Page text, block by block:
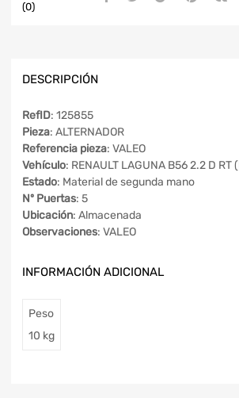
(0)
DESCRIPCIÓN
RefID: 125855
Pieza: ALTERNADOR
Referencia pieza: VALEO
Vehículo: RENAULT LAGUNA B56 2.2 D RT
Estado: Material de segunda mano
Nº Puertas: 5
Ubicación: Almacenada
Observaciones: VALEO
INFORMACIÓN ADICIONAL
Peso
10 kg